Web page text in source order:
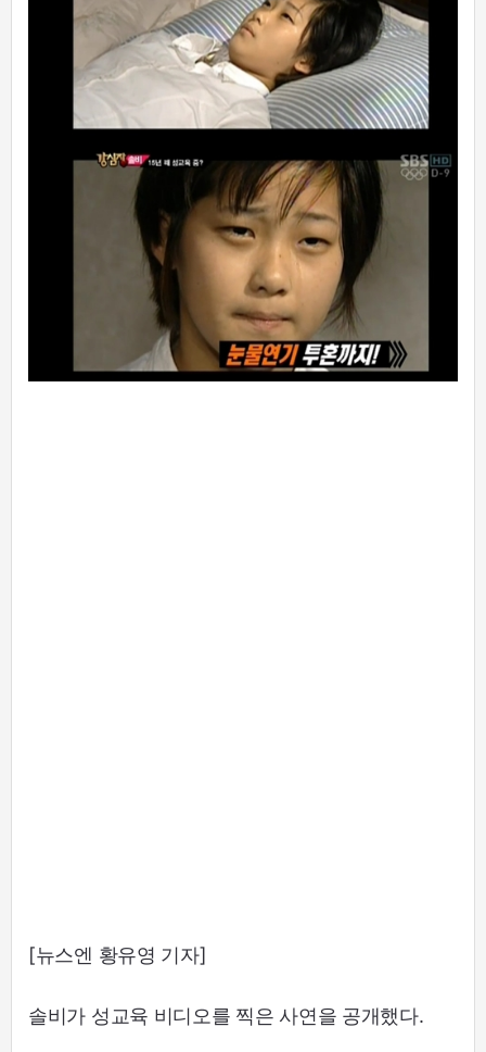
[뉴스엔 황유영 기자]
솔비가 성교육 비디오를 찍은 사연을 공개했다.